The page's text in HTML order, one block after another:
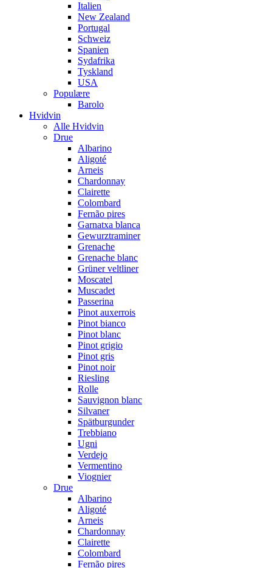
Italien
New Zealand
Portugal
Schweiz
Spanien
Sydafrika
Tyskland
USA
Populære
Barolo
Hvidvin
Alle Hvidvin
Drue
Albarino
Aligoté
Arneis
Chardonnay
Clairette
Colombard
Fernão pires
Garnatxa blanca
Gewurztraminer
Grenache
Grenache blanc
Grüner veltliner
Moscatel
Muscadet
Passerina
Pinot auxerrois
Pinot bianco
Pinot blanc
Pinot grigio
Pinot gris
Pinot noir
Riesling
Rolle
Sauvignon blanc
Silvaner
Spätburgunder
Trebbiano
Ugni
Verdejo
Vermentino
Viognier
Drue
Albarino
Aligoté
Arneis
Chardonnay
Clairette
Colombard
Fernão pires